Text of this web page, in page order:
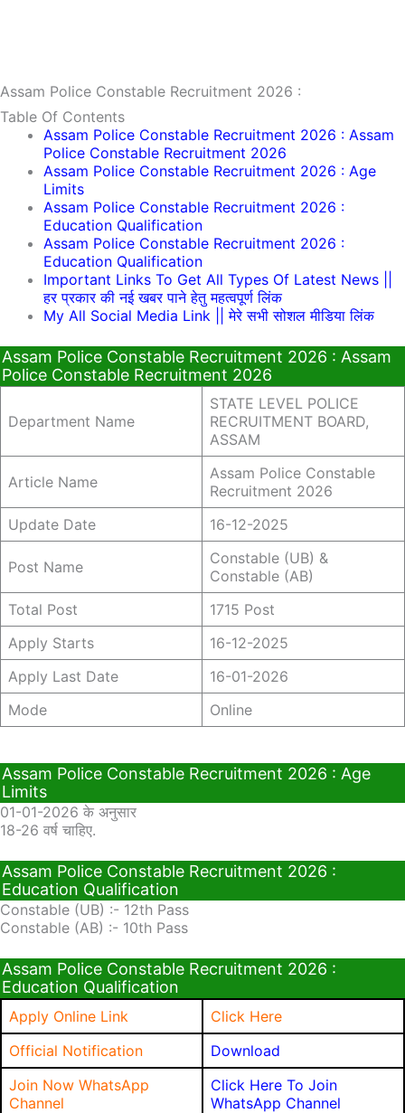
Assam Police Constable Recruitment 2026 :
Table Of Contents
Assam Police Constable Recruitment 2026 : Assam
Police Constable Recruitment 2026
Assam Police Constable Recruitment 2026 : Age
Limits
Assam Police Constable Recruitment 2026 :
Education Qualification
Assam Police Constable Recruitment 2026 :
Education Qualification
Important Links To Get All Types Of Latest News ||
हर प्रकार की नई खबर पाने हेतु महत्वपूर्ण लिंक
My All Social Media Link || मेरे सभी सोशल मीडिया लिंक
Assam Police Constable Recruitment 2026 : Assam
Police Constable Recruitment 2026
Department Name
STATE LEVEL POLICE
RECRUITMENT BOARD,
ASSAM
Article Name
Assam Police Constable
Recruitment 2026
Update Date
16-12-2025
Post Name
Constable (UB) &
Constable (AB)
Total Post
1715 Post
Apply Starts
16-12-2025
Apply Last Date
16-01-2026
Mode
Online
Assam Police Constable Recruitment 2026 : Age
Limits
01-01-2026 के अनुसार
18-26 वर्ष चाहिए.
Assam Police Constable Recruitment 2026 :
Education Qualification
Constable (UB) :- 12th Pass
Constable (AB) :- 10th Pass
Assam Police Constable Recruitment 2026 :
Education Qualification
Apply Online Link
Click Here
Official Notification
Download
Join Now WhatsApp
Channel
Click Here To Join
WhatsApp Channel